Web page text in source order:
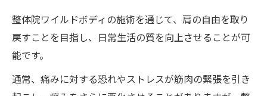
整体院ワイルドボディの施術を通じて、肩の自由を取り
戻すことを目指し、日常生活の質を向上させることが可
能です。
通常、痛みに対する恐れやストレスが筋肉の緊張を引き